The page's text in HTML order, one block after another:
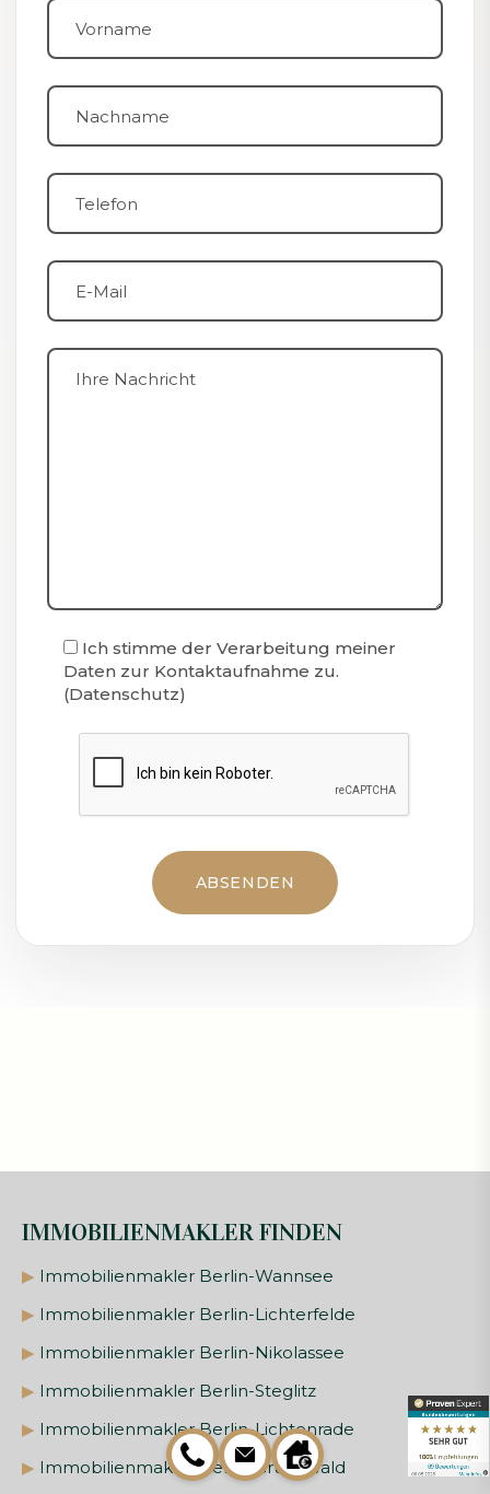
Ich stimme der Verarbeitung meiner
Daten zur Kontaktaufnahme zu.
(Datenschutz)
IMMOBILIENMAKLER FINDEN
▶ Immobilienmakler Berlin-Wannsee
▶ Immobilienmakler Berlin-Lichterfelde
▶ Immobilienmakler Berlin-Nikolassee
▶ Immobilienmakler Berlin-Steglitz
▶ Immobilienmakler Berlin-Lichtenrade
▶ Immobilienmakler Berlin-Grunewald